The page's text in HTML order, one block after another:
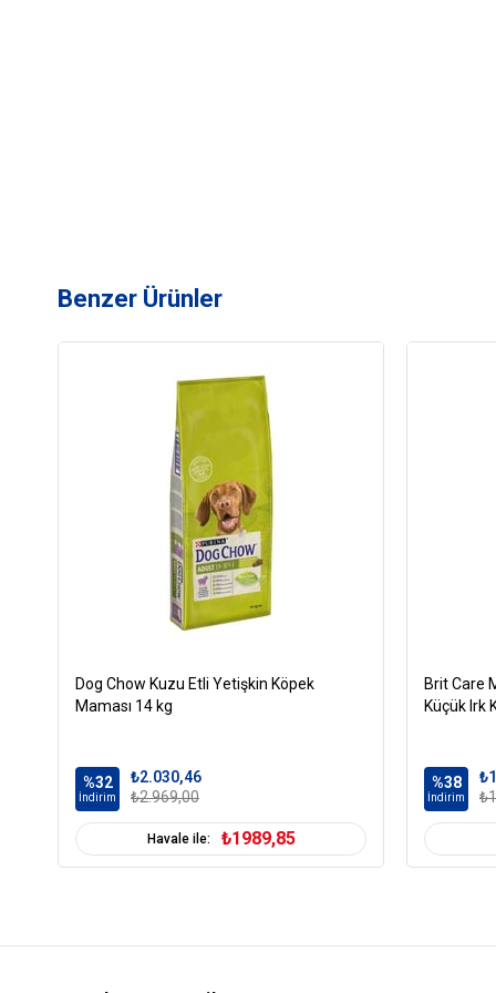
Benzer Ürünler
Dog Chow Kuzu Etli Yetişkin Köpek
Maması 14 kg
%32
İndirim
₺2.030,46
₺2.969,00
Havale ile: ₺1989,85
Brit Care
Küçük Irk
%38
İndirim